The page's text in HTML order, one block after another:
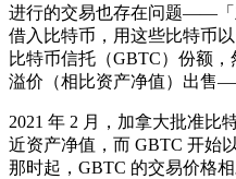
进行的交易也存在问题——「
借入比特币，用这些比特币
比特币信托（GBTC）份额
溢价（相比资产净值）出售
2021 年 2 月，加拿大批准比
近资产净值，而 GBTC 开始
那时起，GBTC 的交易价格